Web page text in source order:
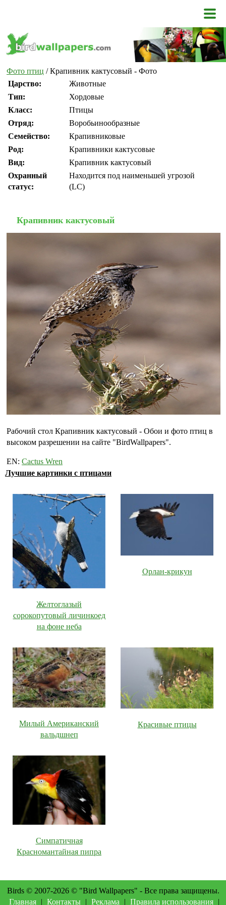
Фото птиц / Крапивник кактусовый - Фото
Царство:
Животные
Тип:
Хордовые
Класс:
Птицы
Отряд:
Воробьинообразные
Семейство:
Крапивниковые
Род:
Крапивники кактусовые
Вид:
Крапивник кактусовый
Охранный
статус:
Находится под наименьшей угрозой
(LC)
Крапивник кактусовый
Рабочий стол Крапивник кактусовый - Обои и фото птиц в
высоком разрешении на сайте "BirdWallpapers".
EN: Cactus Wren
Лучшие картинки с птицами
Желтоглазый
сорокопутовый личинкоед
на фоне неба
Орлан-крикун
Милый Американский
вальдшнеп
Красивые птицы
Симпатичная
Красномантайная пипра
Birds © 2007-2026 © "Bird Wallpapers" - Все права защищены.
Главная | Контакты | Реклама | Правила использования |